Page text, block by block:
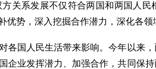
系发展不仅符合两国和两国人民
势，深入挖掘合作潜力，深化各领
国人民生活带来影响。今年以来
企业发挥潜力、加强合作，共同保